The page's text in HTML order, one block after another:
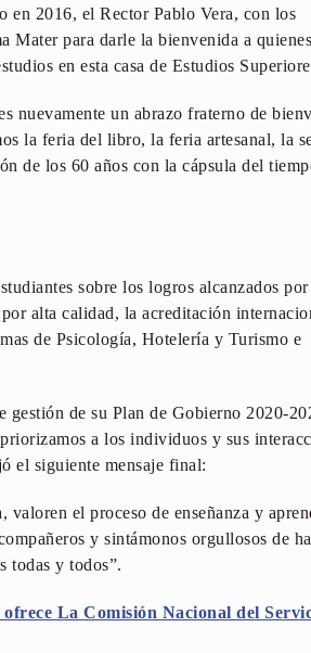
en 2016, el Rector Pablo Vera, con los
Mater para darle la bienvenida a
en esta casa de Estudios
nuevamente un abrazo fraterno de
la feria del libro, la feria artesanal, la
de los 60 años con la cápsula del
sobre los logros alcanzados por
alta calidad, la acreditación
de Psicología, Hotelería y Turismo e
gestión de su Plan de Gobierno 2020-
a los individuos y sus
el siguiente mensaje final:
el proceso de enseñanza y
y sintámonos orgullosos de
todas y todos”.
ofrece La Comisión Nacional del